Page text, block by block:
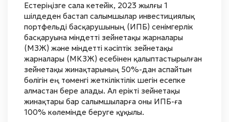
Естеріңізге сала кетейік, 2023 жылғы 1
шілдеден бастап салымшылар инвестициялық
портфельді басқарушының (ИПБ) сенімгерлік
басқаруына міндетті зейнетақы жарналары
(МЗЖ) және міндетті кәсіптік зейнетақы
жарналары (МКЗЖ) есебінен қалыптастырылған
зейнетақы жинақтарының 50%-дан аспайтын
бөлігін ең төменгі жеткіліктілік шегін есепке
алмастан бере алады. Ал ерікті зейнетақы
жинақтары бар салымшыларға оны ИПБ-ға
100% көлемінде беруге құқылы.